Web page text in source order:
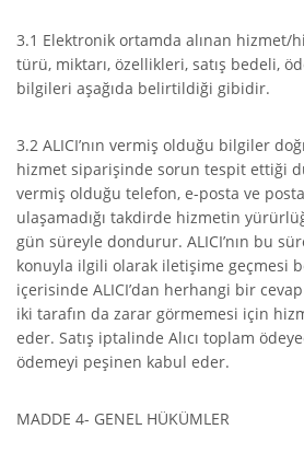
3.1 Elektronik ortamda alınan hizmet/
türü, miktarı, özellikleri, satış bedeli,
bilgileri aşağıda belirtildiği gibidir.
3.2 ALICI’nın vermiş olduğu bilgiler
hizmet siparişinde sorun tespit ettiği
vermiş olduğu telefon, e-posta ve
ulaşamadığı takdirde hizmetin
gün süreyle dondurur. ALICI’nın bu
konuyla ilgili olarak iletişime geçmesi
içerisinde ALICI’dan herhangi bir
iki tarafın da zarar görmemesi için
eder. Satış iptalinde Alıcı toplam
ödemeyi peşinen kabul eder.
MADDE 4- GENEL HÜKÜMLER